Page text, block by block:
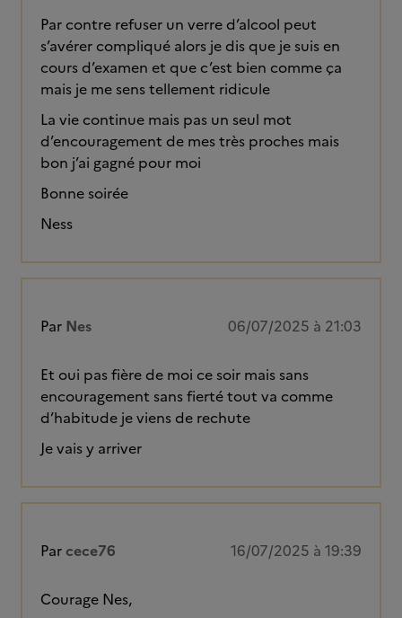
Par contre refuser un verre d’alcool peut
s’avérer compliqué alors je dis que je suis en
cours d’examen et que c’est bien comme ça
mais je me sens tellement ridicule
La vie continue mais pas un seul mot
d’encouragement de mes très proches mais
bon j’ai gagné pour moi
Bonne soirée
Ness
Par Nes 06/07/2025 à 21:03
Et oui pas fière de moi ce soir mais sans
encouragement sans fierté tout va comme
d’habitude je viens de rechute
Je vais y arriver
Par cece76 16/07/2025 à 19:39
Courage Nes,